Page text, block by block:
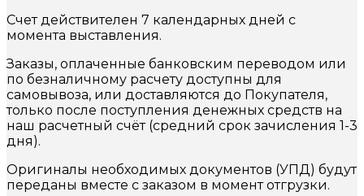
Счет действителен 7 календарных дней с
момента выставления.
Заказы, оплаченные банковским переводом или
по безналичному расчету доступны для
самовывоза, или доставляются до Покупателя,
только после поступления денежных средств на
наш расчетный счёт (средний срок зачисления 1-3
дня).
Оригиналы необходимых документов (УПД) будут
переданы вместе с заказом в момент отгрузки.